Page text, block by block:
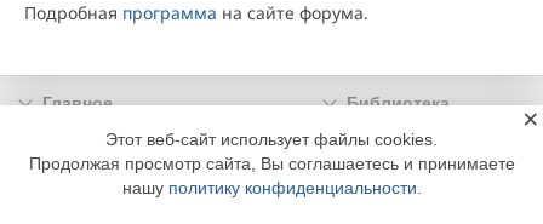
Подробная программа на сайте форума.
Главное
Библиотека
Подписка
Реклама
Информация
Этот веб-сайт использует файлы cookies.
Продолжая просмотр сайта, Вы соглашаетесь и принимаете
нашу политику конфиденциальности
×